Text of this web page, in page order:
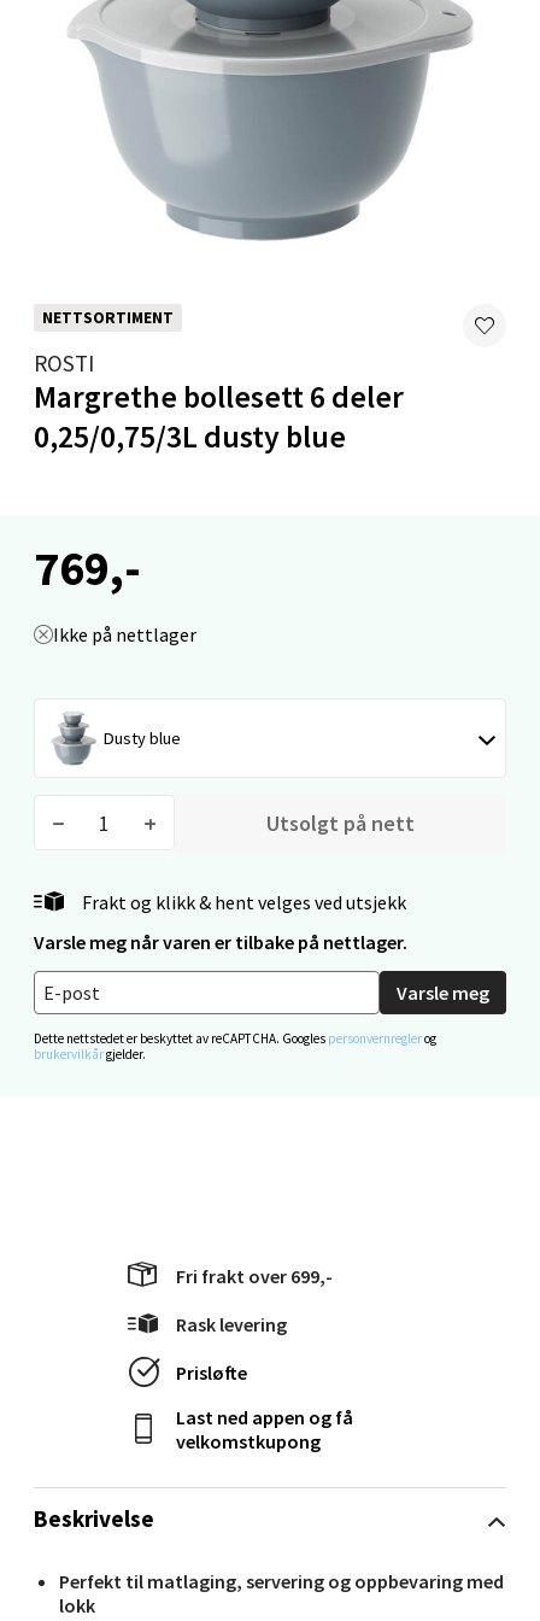
NETTSORTIMENT
ROSTI
Margrethe bollesett 6 deler
0,25/0,75/3L dusty blue
769,-
Ikke på nettlager
Dusty blue
Utsolgt på nett
Frakt og klikk & hent velges ved utsjekk
Varsle meg når varen er tilbake på nettlager.
Varsle meg
Dette nettstedet er beskyttet av reCAPTCHA. Googles personvernreglerog
brukervilkårgjelder.
Beskrivelse
Perfekt til matlaging, servering og oppbevaring med
lokk
Fri frakt over 699,-
Rask levering
Prisløfte
Last ned appen og få
velkomstkupong
Åpent i dag 10-20
0 i butikk
Skarvøyveien 55, 4517 Mandal
0 i butikk
Mo i Rana - Thon Senter Mo i Rana
Åpent i dag 09-19
Åpent i dag 10-20
0 i butikk
Åpent i dag 10-20
Narvik - Thon Senter Malmporten
0 i butikk